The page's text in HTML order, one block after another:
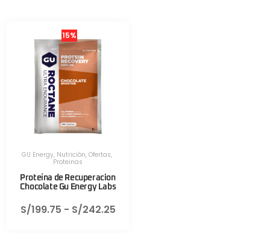
15%
GU Energy, Nutrición, Ofertas,
Proteinas
Proteína de Recuperacion
Chocolate Gu Energy Labs
S/199.75 - S/242.25